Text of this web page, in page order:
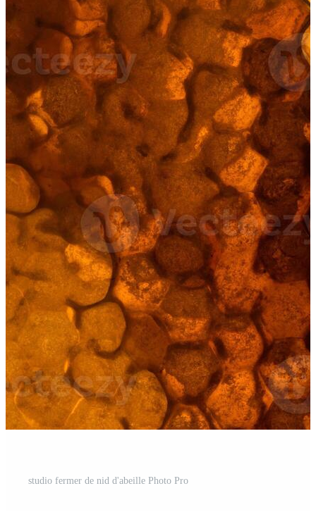
studio fermer de nid d'abeille Photo Pro